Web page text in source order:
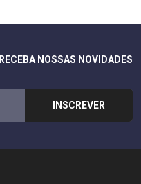
RECEBA NOSSAS NOVIDADES